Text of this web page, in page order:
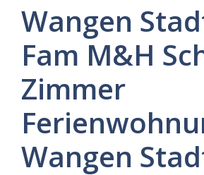
Wangen
Fam M&H
Zimmer
Wangen